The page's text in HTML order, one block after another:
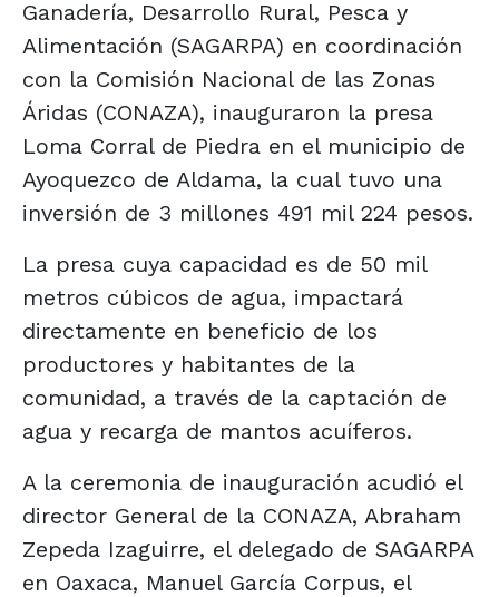
Ganadería, Desarrollo Rural, Pesca y
Alimentación (SAGARPA) en coordinación
con la Comisión Nacional de las Zonas
Áridas (CONAZA), inauguraron la presa
Loma Corral de Piedra en el municipio de
Ayoquezco de Aldama, la cual tuvo una
inversión de 3 millones 491 mil 224 pesos.
La presa cuya capacidad es de 50 mil
metros cúbicos de agua, impactará
directamente en beneficio de los
productores y habitantes de la
comunidad, a través de la captación de
agua y recarga de mantos acuíferos.
A la ceremonia de inauguración acudió el
director General de la CONAZA, Abraham
Zepeda Izaguirre, el delegado de SAGARPA
en Oaxaca, Manuel García Corpus, el